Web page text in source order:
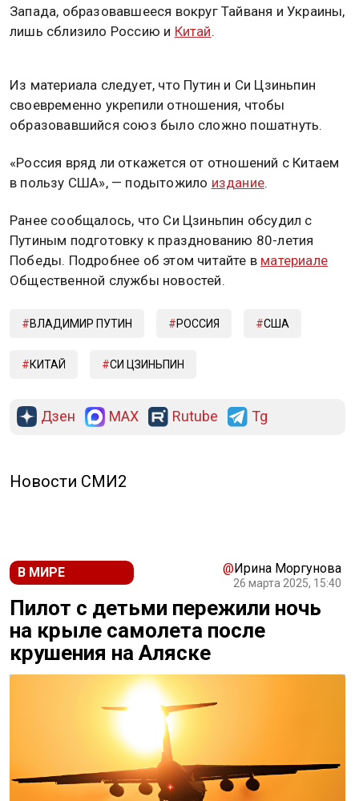
Запада, образовавшееся вокруг Тайваня и Украины,
лишь сблизило Россию и Китай.
Из материала следует, что Путин и Си Цзиньпин
своевременно укрепили отношения, чтобы
образовавшийся союз было сложно пошатнуть.
«Россия вряд ли откажется от отношений с Китаем
в пользу США», — подытожило издание.
Ранее сообщалось, что Си Цзиньпин обсудил с
Путиным подготовку к празднованию 80-летия
Победы. Подробнее об этом читайте в материале
Общественной службы новостей.
ВЛАДИМИР ПУТИН РОССИЯ США
КИТАЙ СИ ЦЗИНЬПИН
Дзен MAX Rutube Tg
Новости СМИ2
В МИРЕ @Ирина Моргунова
26 марта 2025, 15:40
Пилот с детьми пережили ночь
на крыле самолета после
крушения на Аляске